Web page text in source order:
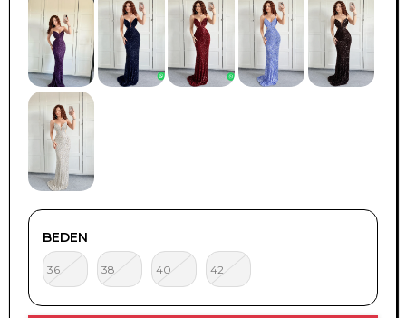
TÜKENDI
BEDEN
36 38 40 42